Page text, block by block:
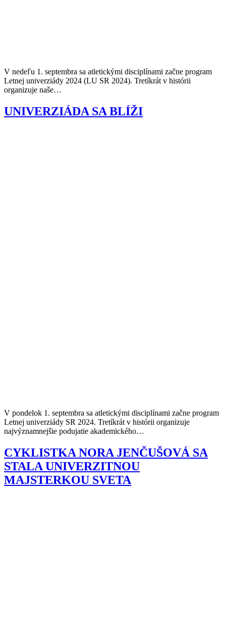
V nedeľu 1. septembra sa atletickými disciplínami začne program
Letnej univerziády 2024 (LU SR 2024). Tretíkrát v histórii
organizuje naše…
UNIVERZIÁDA SA BLÍŽI
V pondelok 1. septembra sa atletickými disciplínami začne program
Letnej univerziády SR 2024. Tretíkrát v histórii organizuje
najvýznamnejšie podujatie akademického…
CYKLISTKA NORA JENČUŠOVÁ SA
STALA UNIVERZITNOU
MAJSTERKOU SVETA